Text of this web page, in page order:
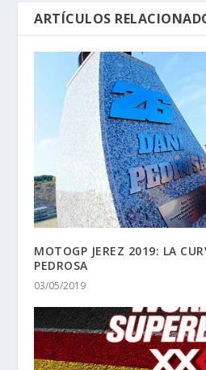
ARTÍCULOS
MOTOGP JEREZ 2019: LA
PEDROSA
03/05/2019